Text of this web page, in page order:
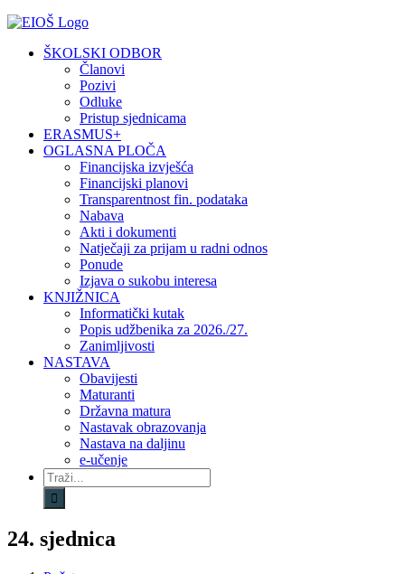
Facebook
YouTube
X
Pinterest
ŠKOLSKI ODBOR
Članovi
Pozivi
Odluke
Pristup sjednicama
ERASMUS+
OGLASNA PLOČA
Financijska izvješća
Financijski planovi
Transparentnost fin. podataka
Nabava
Akti i dokumenti
Natječaji za prijam u radni odnos
Ponude
Izjava o sukobu interesa
KNJIŽNICA
Informatički kutak
Popis udžbenika za 2026./27.
Zanimljivosti
NASTAVA
Obavijesti
Maturanti
Državna matura
Nastavak obrazovanja
Nastava na daljinu
e-učenje
Traži...
24. sjednica